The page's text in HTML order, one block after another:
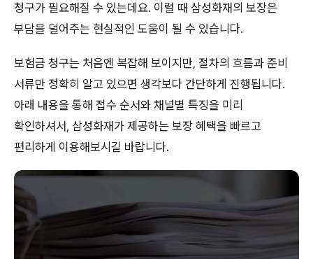
청구가 필요해질 수 있는데요. 이럴 때 삼성화재의 보장은
부담을 덜어주는 현실적인 도움이 될 수 있습니다.
보험금 청구는 처음엔 복잡해 보이지만, 절차의 흐름과 준비
서류만 정확히 알고 있으면 생각보다 간단하게 진행됩니다.
아래 내용을 통해 접수 순서와 채널별 특징을 미리
확인하셔서, 삼성화재가 제공하는 보장 혜택을 빠르고
편리하게 이용해보시길 바랍니다.